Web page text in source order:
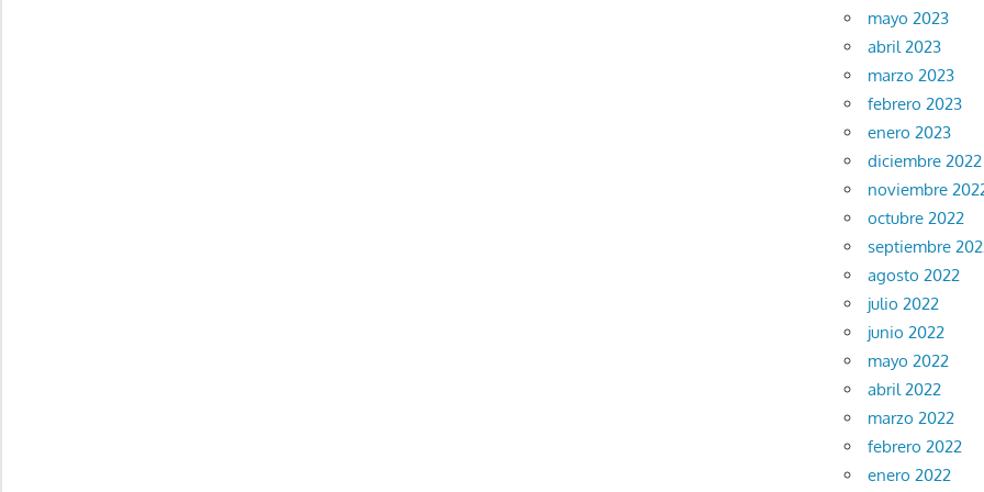
mayo 2023
abril 2023
marzo 2023
febrero 2023
enero 2023
diciembre 2022
noviembre
octubre 2022
septiembre
agosto 2022
julio 2022
junio 2022
mayo 2022
abril 2022
marzo 2022
febrero 2022
enero 2022